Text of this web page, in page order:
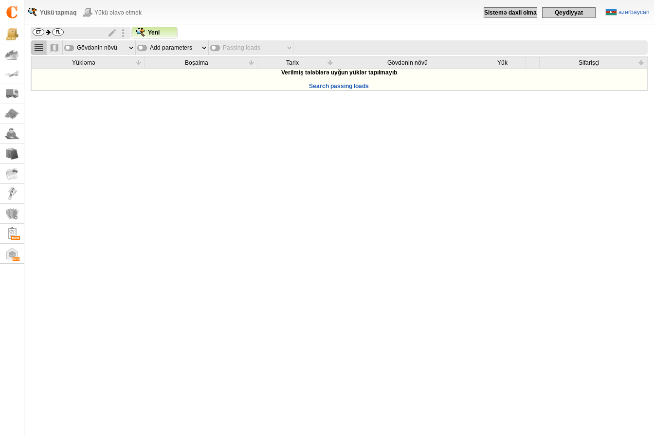
azərbaycan
Sistemə daxil olma Qeydiyyat
Yükü tapmaq Yükü əlavə etmək
Yeni
Gövdənin növü Add parameters Passing loads
Yükləmə Boşalma Tarix Gövdənin növü Yük
Sifarişçi
Verilmiş tələblərə uyğun yüklər tapılmayıb
Search passing loads